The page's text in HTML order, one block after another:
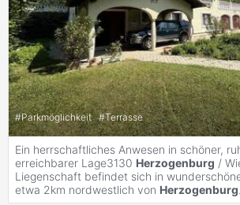
#Parkmöglichkeit #Terrasse
Ein herrschaftliches Anwesen in schöner,
erreichbarer Lage3130 Herzogenburg /
Liegenschaft befindet sich in
etwa 2km nordwestlich von Herzogenburg